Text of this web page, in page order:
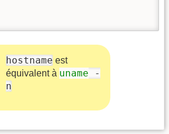
hostname est
équivalent à uname -
n